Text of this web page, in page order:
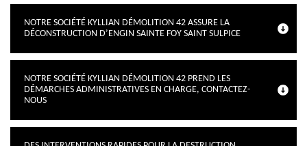
NOTRE SOCIÉTÉ KYLLIAN DÉMOLITION 42 ASSURE LA
DÉCONSTRUCTION D’ENGIN SAINTE FOY SAINT SULPICE
NOTRE SOCIÉTÉ KYLLIAN DÉMOLITION 42 PREND LES
DÉMARCHES ADMINISTRATIVES EN CHARGE, CONTACTEZ-
NOUS